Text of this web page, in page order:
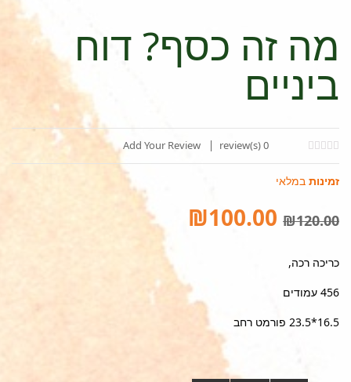
מה זה כסף? דוח
ביניים
0
of
5
0
ratings
0
review(s)
Add Your Review
זמינות במלאי
₪120.00
₪100.00
כריכה רכה,
456 עמודים
16.5*23.5 פורמט רחב